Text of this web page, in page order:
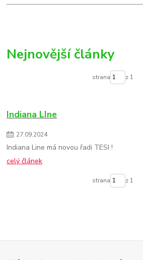
Nejnovější články
strana z 1
Indiana LIne
27.09.2024
Indiana Line má novou řadi TESI !
celý článek
strana z 1